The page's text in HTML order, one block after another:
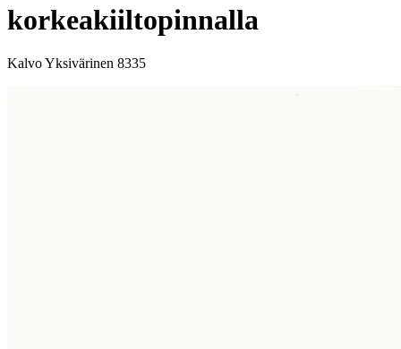
korkeakiiltopinnalla
Kalvo Yksivärinen 8335